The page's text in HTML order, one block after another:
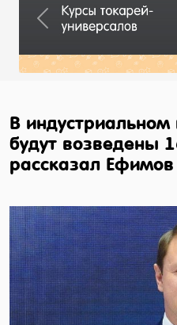
Previous
В
будут возведены
рассказал Ефимов